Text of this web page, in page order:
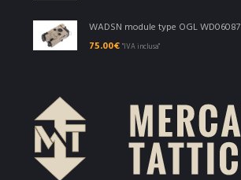
WADSN module type OGL WD06087
75.00€ "IVA inclusa"